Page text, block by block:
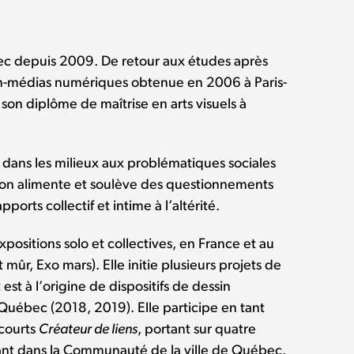
depuis 2009. De retour aux études après
médias numériques obtenue en 2006 à Paris-
diplôme de maîtrise en arts visuels à
les milieux aux problématiques sociales
alimente et soulève des questionnements
collectif et intime à l’altérité.
solo et collectives, en France et au
Exo mars). Elle initie plusieurs projets de
à l’origine de dispositifs de dessin
(2018, 2019). Elle participe en tant
Créateur de liens, portant sur quatre